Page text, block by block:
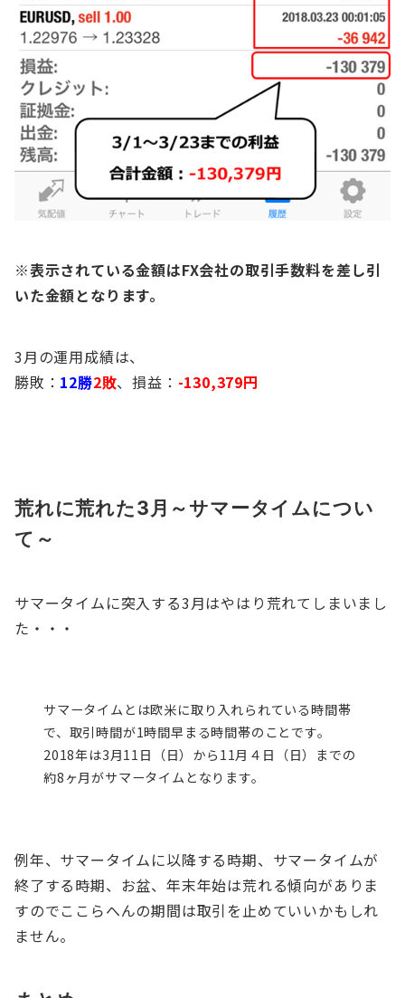
※表示されている金額はFX会社の取引手数料を差し引
いた金額となります。
3月の運用成績は、
勝敗： 12勝2敗、損益： -130,379円
荒れに荒れた3月～サマータイムについ
て～
サマータイムに突入する3月はやはり荒れてしまいまし
た・・・
サマータイムとは欧米に取り入れられている時間帯
で、取引時間が1時間早まる時間帯のことです。
2018年は3月11日（日）から11月４日（日）までの
約8ヶ月がサマータイムとなります。
例年、サマータイムに以降する時期、サマータイムが
終了する時期、お盆、年末年始は荒れる傾向がありま
すのでここらへんの期間は取引を止めていいかもしれ
ません。